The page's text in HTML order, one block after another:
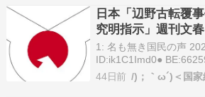
日本「辺野古転覆
究明指示」週刊文
X民「証拠音声に
「え」日本「声紋
れてる説」→
1: 名も無き国民の声
ID:ik1C1Imd0●
https://
名も無き国民の…
44日前 /)；｀ω´)＜国家